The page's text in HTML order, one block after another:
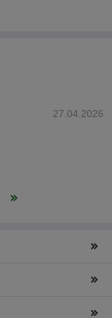
27.04.2026